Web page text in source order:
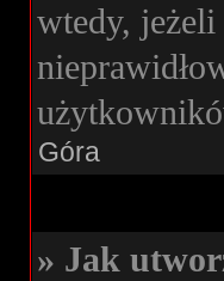
wtedy, jeżeli
Góra
» Jak